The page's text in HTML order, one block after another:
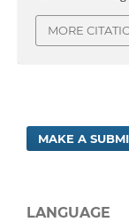
MORE
MAKE A
LANGUAGE